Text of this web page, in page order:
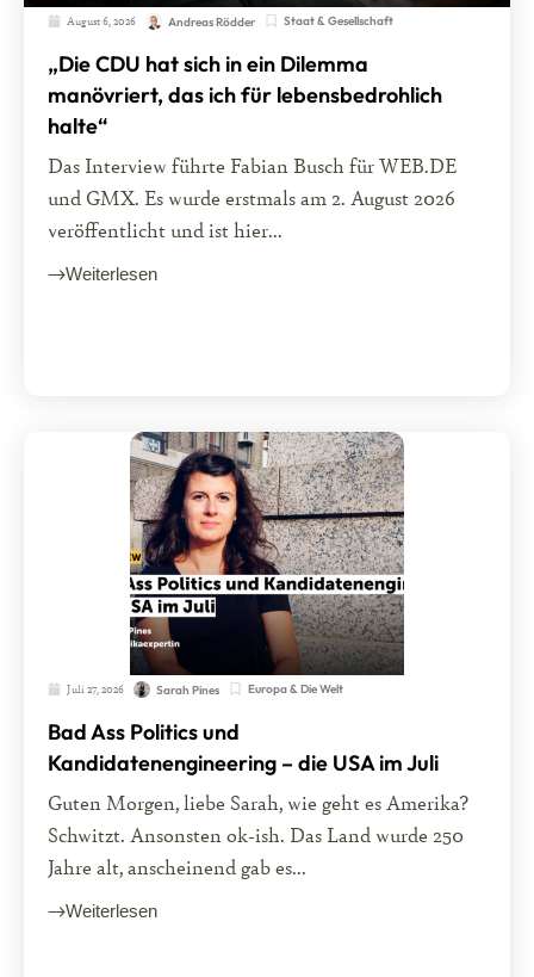
August 6, 2026 Andreas Rödder Staat & Gesellschaft
„Die CDU hat sich in ein Dilemma
manövriert, das ich für lebensbedrohlich
halte“
Das Interview führte Fabian Busch für WEB.DE
und GMX. Es wurde erstmals am 2. August 2026
veröffentlicht und ist hier...
Weiterlesen
Juli 27, 2026 Sarah Pines Europa & Die Welt
Bad Ass Politics und
Kandidatenengineering – die USA im Juli
Guten Morgen, liebe Sarah, wie geht es Amerika?
Schwitzt. Ansonsten ok-ish. Das Land wurde 250
Jahre alt, anscheinend gab es...
Weiterlesen